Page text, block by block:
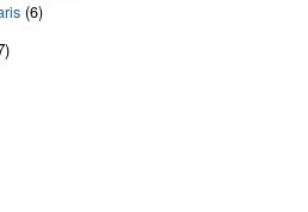
(6)